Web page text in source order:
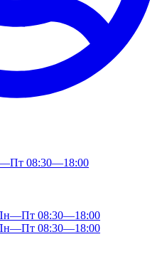
08:30—18:00
08:30—18:00
08:30—18:00